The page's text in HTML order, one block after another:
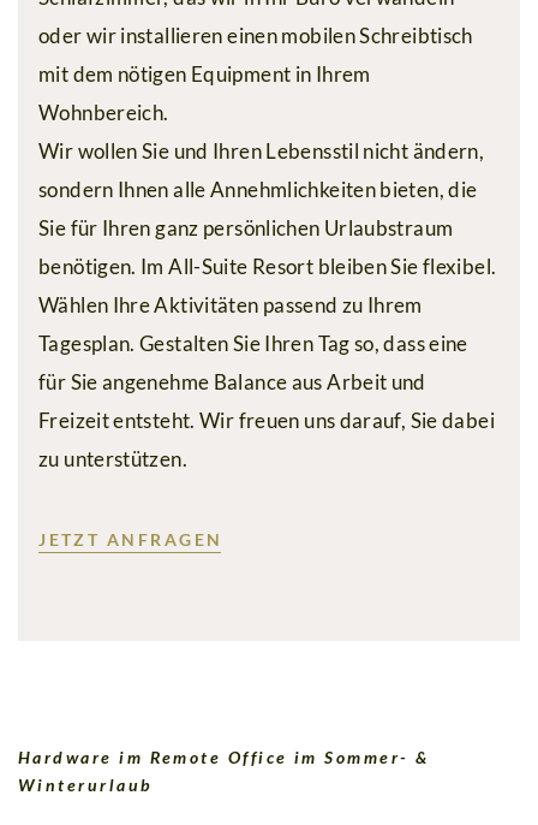
Silvretta
Card
Premium
Silvretta-
Bielerhöhe
Fragen
&
Antworten
oder wir installieren einen mobilen Schreibtisch
mit dem nötigen Equipment in Ihrem
Wohnbereich.
Wir wollen Sie und Ihren Lebensstil nicht ändern,
sondern Ihnen alle Annehmlichkeiten bieten, die
Sie für Ihren ganz persönlichen Urlaubstraum
benötigen. Im All-Suite Resort bleiben Sie flexibel.
Wählen Ihre Aktivitäten passend zu Ihrem
Tagesplan. Gestalten Sie Ihren Tag so, dass eine
für Sie angenehme Balance aus Arbeit und
Freizeit entsteht. Wir freuen uns darauf, Sie dabei
zu unterstützen.
JETZT ANFRAGEN
Hardware im Remote Office im Sommer- &
Winterurlaub